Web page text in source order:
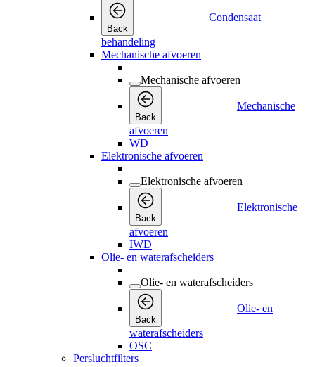
Back
Condensaat
behandeling
Mechanische afvoeren
Mechanische afvoeren
Back
Mechanische
afvoeren
WD
Elektronische afvoeren
Elektronische afvoeren
Back
Elektronische
afvoeren
IWD
Olie- en waterafscheiders
Olie- en waterafscheiders
Back
Olie- en
waterafscheiders
OSC
Persluchtfilters